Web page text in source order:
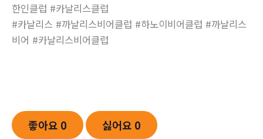
한인클럽 #카날리스클럽
#카날리스 #까날리스비어클럽 #하노이비어클럽 #까날리스
비어 #카날리스비어클럽
좋아요 0 싫어요 0